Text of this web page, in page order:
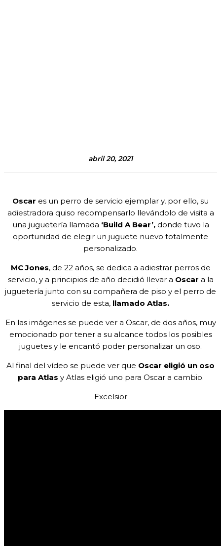
abril 20, 2021
Oscar es un perro de servicio ejemplar y, por ello, su
adiestradora quiso recompensarlo llevándolo de visita a
una juguetería llamada ‘Build A Bear’,donde tuvo la
oportunidad de elegir un juguete nuevo totalmente
personalizado.
MC Jones, de 22 años, se dedica a adiestrar perros de
servicio, y a principios de año decidió llevar a Oscar a la
juguetería junto con su compañera de piso y el perro de
servicio de esta, llamado Atlas.
En las imágenes se puede ver a Oscar, de dos años, muy
emocionado por tener a su alcance todos los posibles
juguetes y le encantó poder personalizar un oso.
Al final del vídeo se puede ver que Oscar eligió un oso
para Atlas y Atlas eligió uno para Oscar a cambio.
Excelsior